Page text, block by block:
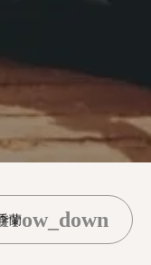
蘭